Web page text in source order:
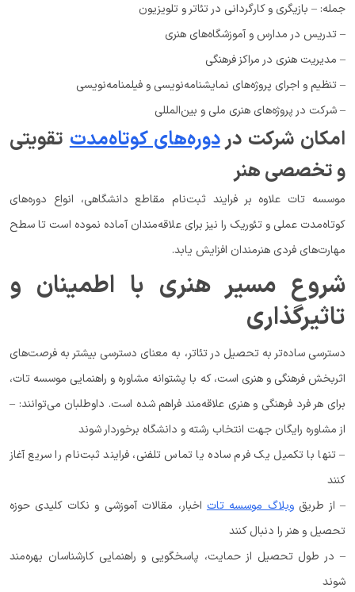
جمله: – بازیگری و کارگردانی در تئاتر و تلویزیون
– تدریس در مدارس و آموزشگاه‌های هنری
– مدیریت هنری در مراکز فرهنگی
– تنظیم و اجرای پروژه‌های نمایشنامه‌نویسی و فیلمنامه‌نویسی
– شرکت در پروژه‌های هنری ملی و بین‌المللی
امکان شرکت دردوره‌های کوتاه‌مدتتقویتی
و تخصصی هنر
موسسه تات علاوه بر فرایند ثبت‌نام مقاطع دانشگاهی، انواع دوره‌های
کوتاه‌مدت عملی و تئوریک را نیز برای علاقه‌مندان آماده نموده است تا سطح
مهارت‌های فردی هنرمندان افزایش یابد.
شروع مسیر هنری با اطمینان و
تاثیرگذاری
دسترسی ساده‌تر به تحصیل در تئاتر، به معنای دسترسی بیشتر به فرصت‌های
اثربخش فرهنگی و هنری است، که با پشتوانه مشاوره و راهنمایی موسسه تات،
برای هر فرد فرهنگی و هنری علاقه‌مند فراهم شده است. داوطلبان می‌توانند: –
از مشاوره رایگان جهت انتخاب رشته و دانشگاه برخوردار شوند
– تنها با تکمیل یک فرم ساده یا تماس تلفنی، فرایند ثبت‌نام را سریع آغاز
کنند
– از طریقوبلاگ موسسه تات اخبار، مقالات آموزشی و نکات کلیدی حوزه
تحصیل و هنر را دنبال کنند
– در طول تحصیل از حمایت، پاسخگویی و راهنمایی کارشناسان بهره‌مند
شوند